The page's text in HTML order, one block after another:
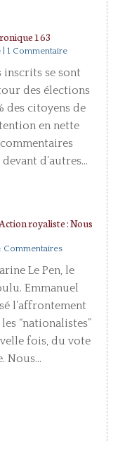
163
| 1 Commentaire
inscrits se sont
des élections
des citoyens de
en nette
d’autres...
royaliste : Nous
Commentaires
Le Pen, le
Emmanuel
l’affrontement
“nationalistes”
fois, du vote
Nous...